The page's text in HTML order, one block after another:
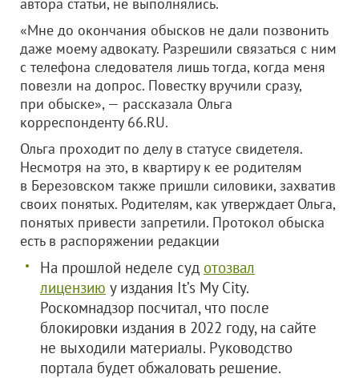
«Мне до окончания обысков не дали позвонить
даже моему адвокату. Разрешили связаться с ним
с телефона следователя лишь тогда, когда меня
повезли на допрос. Повестку вручили сразу,
при обыске», — рассказала Ольга
корреспонденту 66.RU.
Ольга проходит по делу в статусе свидетеля.
Несмотря на это, в квартиру к ее родителям
в Березовском также пришли силовики, захватив
своих понятых. Родителям, как утверждает Ольга,
понятых привести запретили. Протокол обыска
есть в распоряжении редакции
На прошлой неделе суд отозвал
лицензию у издания It’s My City.
Роскомнадзор посчитал, что после
блокировки издания в 2022 году, на сайте
не выходили материалы. Руководство
портала будет обжаловать решение.